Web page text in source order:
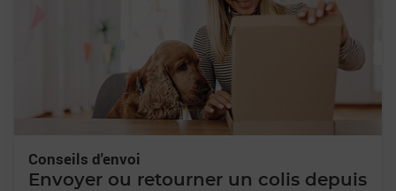
Conseils d'envoi
Envoyer ou retourner un colis depuis